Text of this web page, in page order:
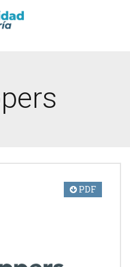
PDF